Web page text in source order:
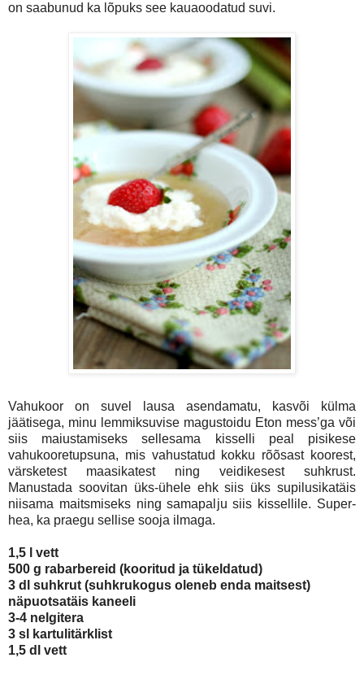
on saabunud ka lõpuks see kauaoodatud suvi.
Vahukoor on suvel lausa asendamatu, kasvõi külma
jäätisega, minu lemmiksuvise magustoidu Eton mess’ga või
siis maiustamiseks sellesama kisselli peal pisikese
vahukooretupsuna, mis vahustatud kokku rõõsast koorest,
värsketest maasikatest ning veidikesest suhkrust.
Manustada soovitan üks-ühele ehk siis üks supilusikatäis
niisama maitsmiseks ning samapalju siis kissellile. Super-
hea, ka praegu sellise sooja ilmaga.
1,5 l vett
500 g rabarbereid (kooritud ja tükeldatud)
3 dl suhkrut (suhkrukogus oleneb enda maitsest)
näpuotsatäis kaneeli
3-4 nelgitera
3 sl kartulitärklist
1,5 dl vett